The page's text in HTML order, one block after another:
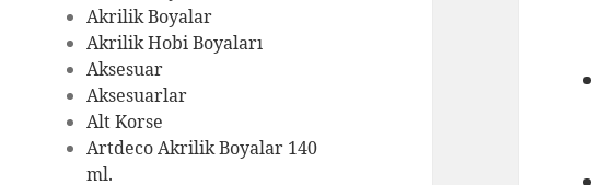
Akrilik Boyalar
Akrilik Hobi Boyaları
Aksesuar
Aksesuarlar
Alt Korse
Artdeco Akrilik Boyalar 140
ml.